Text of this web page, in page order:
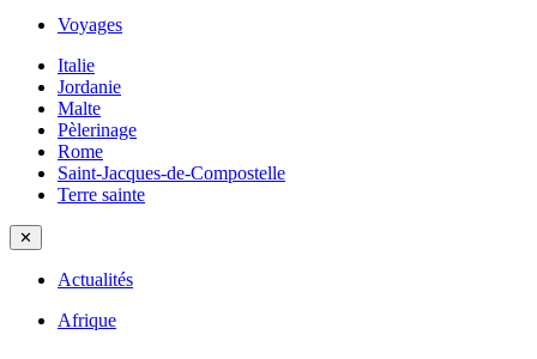
Voyages
Italie
Jordanie
Malte
Pèlerinage
Rome
Saint-Jacques-de-Compostelle
Terre sainte
✕
Actualités
Afrique